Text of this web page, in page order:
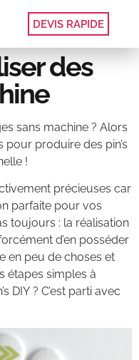
DEVIS RAPIDE
des
sans machine ? Alors
produire des pin’s
!
précieuses car
parfaite pour vos
toujours : la réalisation
d’en posséder
en peu de choses et
étapes simples à
DIY ? C’est parti avec